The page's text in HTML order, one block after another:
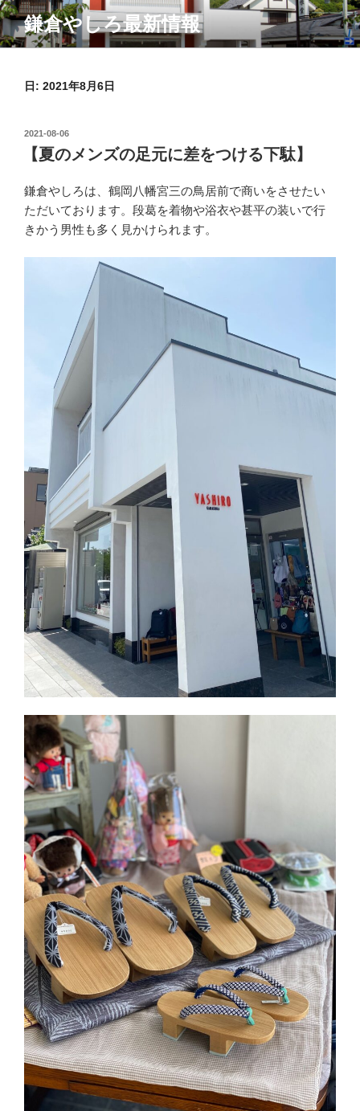
コ
ン
テ
鎌倉やしろ最新情報
日: 2021年8月6日
投
日:
2021-08-06
【夏のメンズの足元に差をつける下駄】
鎌倉やしろは、鶴岡八幡宮三の鳥居前で商いをさせたい
ただいております。段葛を着物や浴衣や甚平の装いで行
きかう男性も多く見かけられます。